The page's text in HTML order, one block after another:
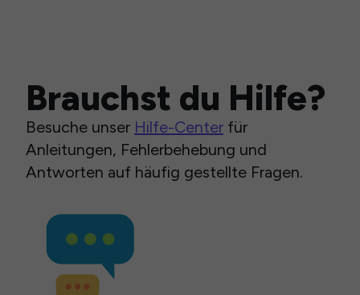
Brauchst du Hilfe?
Besuche unser Hilfe-Center für
Anleitungen, Fehlerbehebung und
Antworten auf häufig gestellte Fragen.